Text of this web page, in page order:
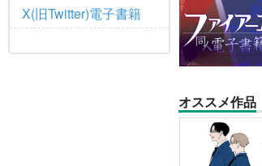
X(旧Twitter)電子書籍
オススメ作品